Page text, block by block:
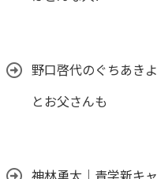
野口啓代のぐちあき
とお父さんも
神林勇太｜青学新キ